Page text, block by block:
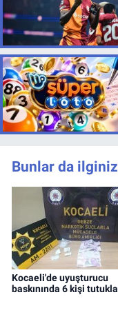
Bunlar da
Kocaeli'de uyuşturucu
baskınında 6 kişi